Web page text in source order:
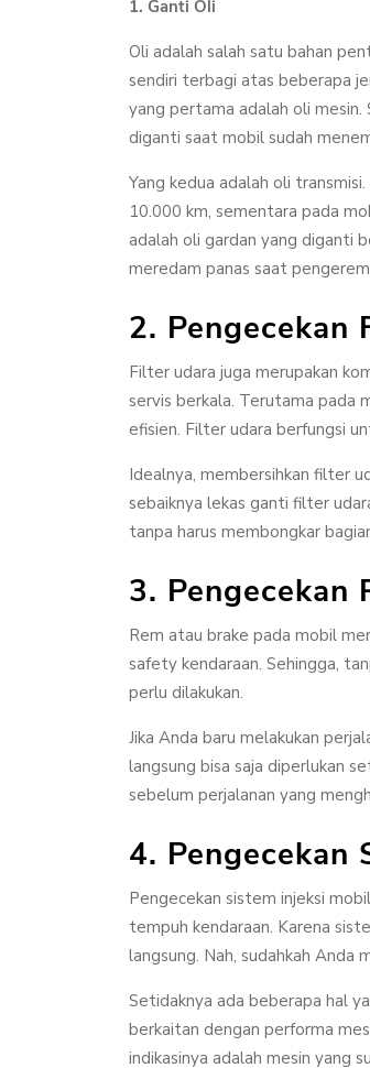
1. Ganti Oli
Oli adalah salah satu bahan
sendiri terbagi atas beberapa
yang pertama adalah oli mesin.
diganti saat mobil sudah
Yang kedua adalah oli
10.000 km, sementara pada
adalah oli gardan yang diganti
meredam panas saat
2. Pengecekan
Filter udara juga merupakan
servis berkala. Terutama pada
efisien. Filter udara berfungsi
Idealnya, membersihkan filter
sebaiknya lekas ganti filter
tanpa harus membongkar
3. Pengecekan
Rem atau brake pada mobil
safety kendaraan. Sehingga,
perlu dilakukan.
Jika Anda baru melakukan
langsung bisa saja diperlukan
sebelum perjalanan yang
4. Pengecekan
Pengecekan sistem injeksi
tempuh kendaraan. Karena
langsung. Nah, sudahkah Anda
Setidaknya ada beberapa hal
berkaitan dengan performa
indikasinya adalah mesin yang